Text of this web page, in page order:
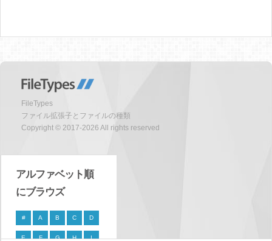
FileTypes
ファイル拡張子とファイルの種類
Copyright © 2017-2026 All rights reserved
アルファベット順
にブラウズ
# A B C D
E F G H I